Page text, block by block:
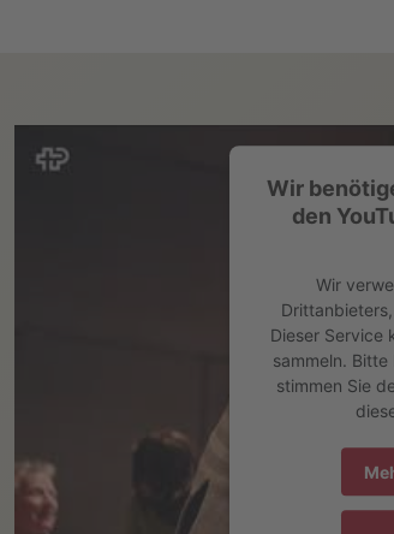
Wir
den
Wir
Dieser Service
sammeln.
stimmen Sie